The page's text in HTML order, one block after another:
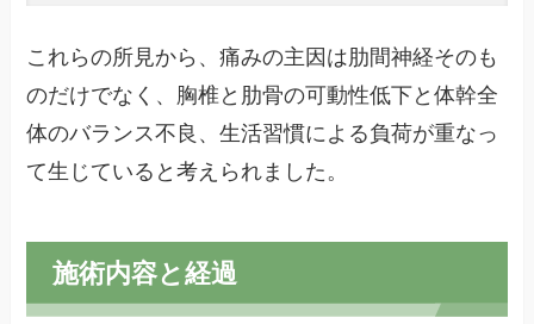
これらの所見から、痛みの主因は肋間神経そのも
のだけでなく、胸椎と肋骨の可動性低下と体幹全
体のバランス不良、生活習慣による負荷が重なっ
て生じていると考えられました。
施術内容と経過